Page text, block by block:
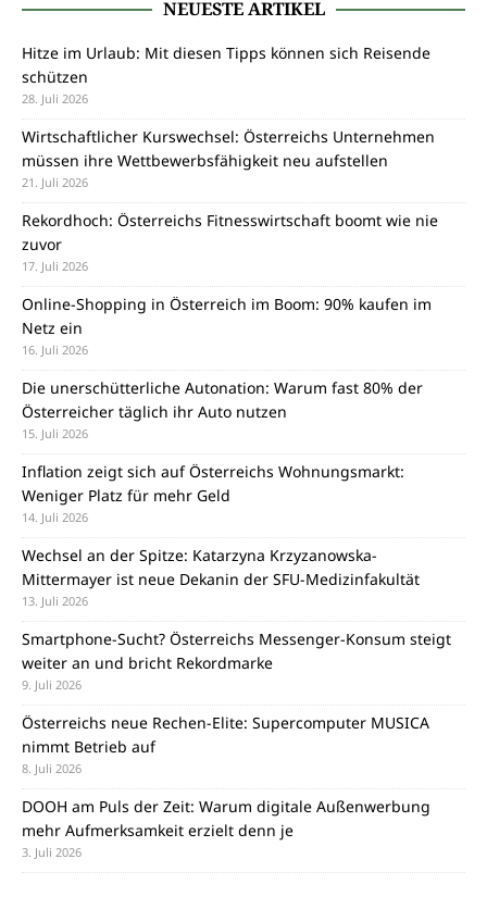
NEUESTE ARTIKEL
Hitze im Urlaub: Mit diesen Tipps können sich Reisende
schützen
28. Juli 2026
Wirtschaftlicher Kurswechsel: Österreichs Unternehmen
müssen ihre Wettbewerbsfähigkeit neu aufstellen
21. Juli 2026
Rekordhoch: Österreichs Fitnesswirtschaft boomt wie nie
zuvor
17. Juli 2026
Online-Shopping in Österreich im Boom: 90% kaufen im
Netz ein
16. Juli 2026
Die unerschütterliche Autonation: Warum fast 80% der
Österreicher täglich ihr Auto nutzen
15. Juli 2026
Inflation zeigt sich auf Österreichs Wohnungsmarkt:
Weniger Platz für mehr Geld
14. Juli 2026
Wechsel an der Spitze: Katarzyna Krzyzanowska-
Mittermayer ist neue Dekanin der SFU-Medizinfakultät
13. Juli 2026
Smartphone-Sucht? Österreichs Messenger-Konsum steigt
weiter an und bricht Rekordmarke
9. Juli 2026
Österreichs neue Rechen-Elite: Supercomputer MUSICA
nimmt Betrieb auf
8. Juli 2026
DOOH am Puls der Zeit: Warum digitale Außenwerbung
mehr Aufmerksamkeit erzielt denn je
3. Juli 2026